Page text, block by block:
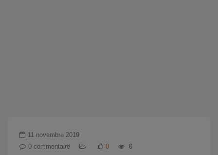
11 novembre 2019
0 commentaire
0 6